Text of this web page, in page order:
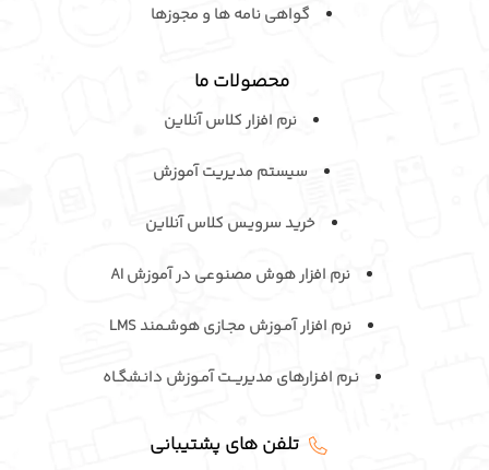
گواهی نامه ها و مجوزها
محصولات ما
نرم افزار کلاس آنلاین
سیستم مدیریت آموزش
خرید سرویـس کلاس آنلاین
نرم افزار هوش مصنوعی در آموزش AI
نرم افزار آمـوزش مجـازی هوشـمند LMS
نـرم افـزارهای مدیریــت آمـوزش دانـشگـاه
تلفن های پشتیبانی